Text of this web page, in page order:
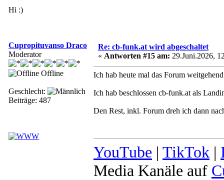
Hi :)
Cupropituvanso Draco
Moderator
Offline
Geschlecht:
Beiträge: 487
Re: cb-funk.at wird abgeschaltet
« Antworten #15 am: 29.Juni.2026,
Ich hab heute mal das Forum
Ich hab beschlossen cb-funk.at als
Den Rest, inkl. Forum dreh ich dann
YouTube | TikTok |
Media Kanäle auf